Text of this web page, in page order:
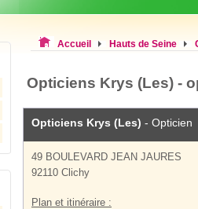
Accueil Hauts de Seine
Opticiens Krys (Les) -
Opticiens Krys (Les) - Opticien
49 BOULEVARD JEAN JAURES
92110 Clichy
Plan et itinéraire :